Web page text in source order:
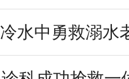
水中勇救溺水